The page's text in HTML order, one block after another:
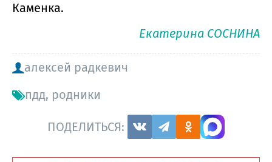
Каменка.
Екатерина СОСНИНА
алексей радкевич
пдд, родники
ПОДЕЛИТЬСЯ: